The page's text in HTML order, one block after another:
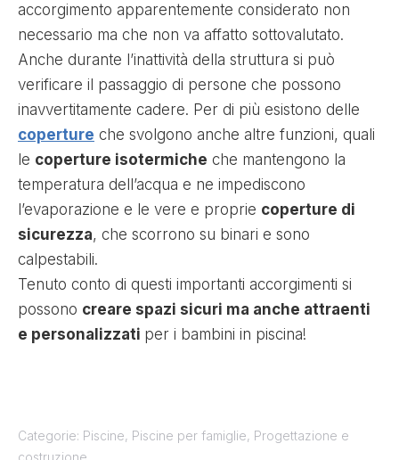
accorgimento apparentemente considerato non
necessario ma che non va affatto sottovalutato.
Anche durante l’inattività della struttura si può
verificare il passaggio di persone che possono
inavvertitamente cadere. Per di più esistono delle
coperture che svolgono anche altre funzioni, quali
le coperture isotermiche che mantengono la
temperatura dell’acqua e ne impediscono
l’evaporazione e le vere e proprie coperture di
sicurezza, che scorrono su binari e sono
calpestabili.
Tenuto conto di questi importanti accorgimenti si
possono creare spazi sicuri ma anche attraenti
e personalizzati per i bambini in piscina!
Categorie: Piscine, Piscine per famiglie, Progettazione e